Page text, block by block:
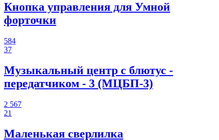
Кнопка управления для Умной
форточки
584
37
Музыкальный центр с блютус -
передатчиком - 3 (МЦБП-3)
2 567
21
Маленькая сверлилка